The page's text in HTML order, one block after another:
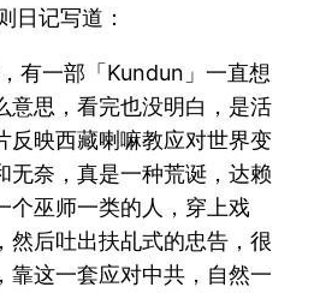
日记写道：
有一部「Kundun」一直想
意思，看完也没明白，是活
反映西藏喇嘛教应对世界变
无奈，真是一种荒诞，达赖
个巫师一类的人，穿上戏
然后吐出扶乩式的忠告，很
靠这一套应对中共，自然一